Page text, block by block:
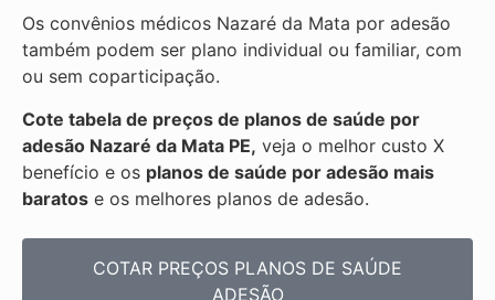
Os convênios médicos Nazaré da Mata por adesão
também podem ser plano individual ou familiar, com
ou sem coparticipação.
Cote tabela de preços de planos de saúde por
adesão Nazaré da Mata PE, veja o melhor custo X
benefício e os planos de saúde por adesão mais
baratos e os melhores planos de adesão.
COTAR PREÇOS PLANOS DE SAÚDE
ADESÃO